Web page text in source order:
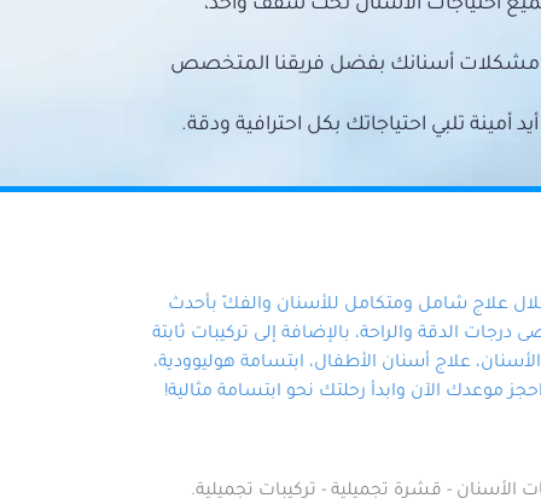
احتياجات الأسنان تحت سقف واحد،
مشكلات أسنانك بفضل فريقنا المتخصص
تلبي احتياجاتك بكل احترافية ودقة.
علاج شامل ومتكامل للأسنان والفكّ بأحدث
الدقة والراحة، بالإضافة إلى تركيبات ثابتة
علاج أسنان الأطفال، ابتسامة هوليوودية،
موعدك الآن وابدأ رحلتك نحو ابتسامة مثالية!
الأسنان - قشرة تجميلية - تركيبات تجميلية.